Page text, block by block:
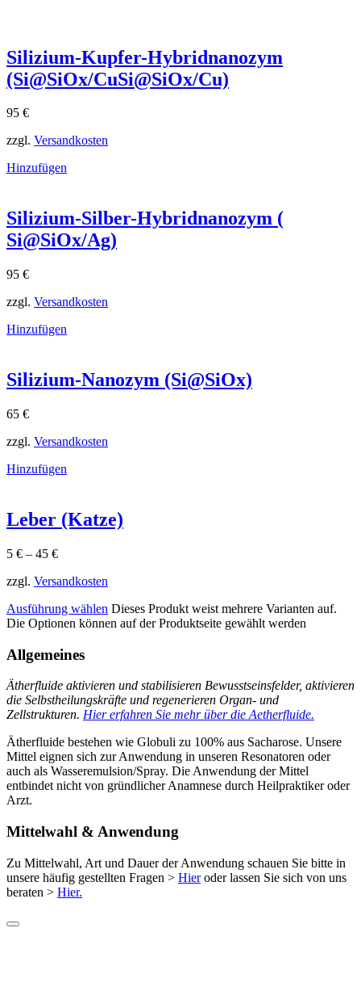
Silizium-Kupfer-Hybridnanozym
(Si@SiOx/CuSi@SiOx​/Cu)
95 €
zzgl. Versandkosten
Hinzufügen
Silizium-Silber-Hybridnanozym (
Si@SiOx/Ag)
95 €
zzgl. Versandkosten
Hinzufügen
Silizium-Nanozym (Si@SiOx)
65 €
zzgl. Versandkosten
Hinzufügen
Leber (Katze)
5 € – 45 €
zzgl. Versandkosten
Ausführung wählen Dieses Produkt weist mehrere Varianten auf.
Die Optionen können auf der Produktseite gewählt werden
Allgemeines
Ätherfluide aktivieren und stabilisieren Bewusstseinsfelder, aktivieren
die Selbstheilungskräfte und regenerieren Organ- und
Zellstrukturen. Hier erfahren Sie mehr über die Aetherfluide.
Ätherfluide bestehen wie Globuli zu 100% aus Sacharose. Unsere
Mittel eignen sich zur Anwendung in unseren Resonatoren oder
auch als Wasseremulsion/Spray. Die Anwendung der Mittel
entbindet nicht von gründlicher Anamnese durch Heilpraktiker oder
Arzt.
Mittelwahl & Anwendung
Zu Mittelwahl, Art und Dauer der Anwendung schauen Sie bitte in
unsere häufig gestellten Fragen > Hieroder lassen Sie sich von uns
beraten > Hier.